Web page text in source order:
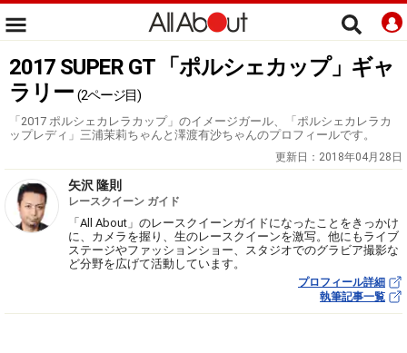
2017 SUPER GT 「ポルシェカップ」ギャ
ラリー (2ページ目)
「2017 ポルシェカレラカップ」のイメージガール、「ポルシェカレラカ
ップレディ」三浦茉莉ちゃんと澤渡有沙ちゃんのプロフィールです。
更新日： 2018年04月28日
矢沢 隆則
レースクイーン ガイド
「All About」のレースクイーンガイドになったことをきっかけ
に、カメラを握り、生のレースクイーンを激写。他にもライブ
ステージやファッションショー、スタジオでのグラビア撮影な
ど分野を広げて活動しています。
プロフィール詳細
執筆記事一覧